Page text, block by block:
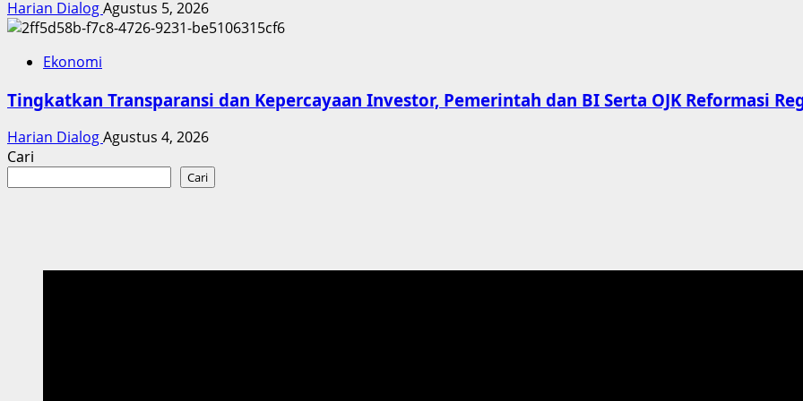
Harian DialogAgustus 5, 2026
Ekonomi
Tingkatkan Transparansi dan Kepercayaan Investor, Pemerintah dan BI Serta OJK Reformasi
Harian DialogAgustus 4, 2026
Cari
Cari